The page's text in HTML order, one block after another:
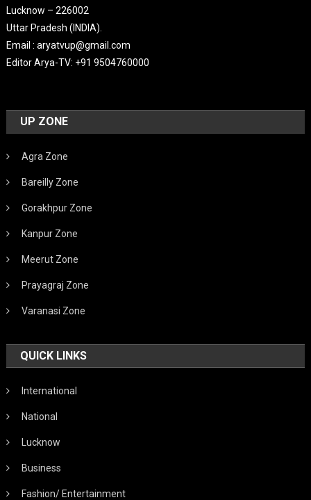
Lucknow – 226002
Uttar Pradesh (INDIA).
Email : aryatvup@gmail.com
Editor Arya-TV: +91 9504760000
UP ZONE
Agra Zone
Bareilly Zone
Gorakhpur Zone
Kanpur Zone
Meerut Zone
Prayagraj Zone
Varanasi Zone
QUICK LINKS
International
National
Lucknow
Business
Fashion/ Entertainment